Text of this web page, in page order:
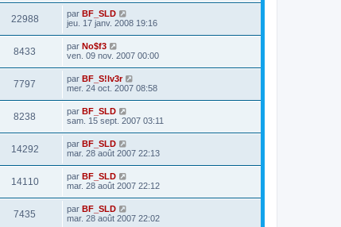
22988 par BF_SLD
jeu. 17 janv. 2008 19:16
8433 par No$f3
ven. 09 nov. 2007 00:00
7797 par BF_S!lv3r
mer. 24 oct. 2007 08:58
8238 par BF_SLD
sam. 15 sept. 2007 03:11
14292 par BF_SLD
mar. 28 août 2007 22:13
14110 par BF_SLD
mar. 28 août 2007 22:12
7435 par BF_SLD
mar. 28 août 2007 22:02